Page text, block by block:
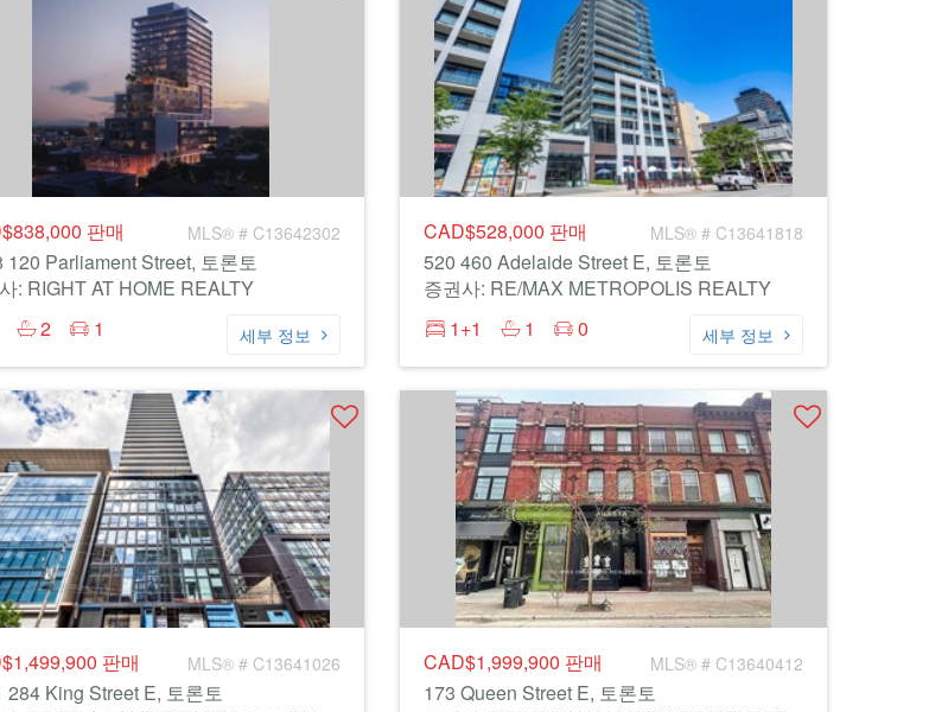
판매 MLS® # C13642302
120 Parliament Street, 토론토
: RIGHT AT HOME REALTY
2 1 세부 정보
CAD$528,000 판매 MLS® # C13641818
520 460 Adelaide Street E, 토론토
증권사: RE/MAX METROPOLIS REALTY
1+1
1 0 세부 정보
판매 MLS® # C13641026
284 King Street E, 토론토
CAD$1,999,900 판매 MLS® # C13640412
173 Queen Street E, 토론토